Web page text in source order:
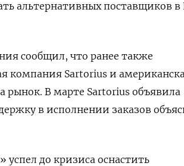
альтернативных поставщиков в
сообщил, что ранее также
компания Sartorius и
рынок. В марте Sartorius объявила
в исполнении заказов
до кризиса оснастить